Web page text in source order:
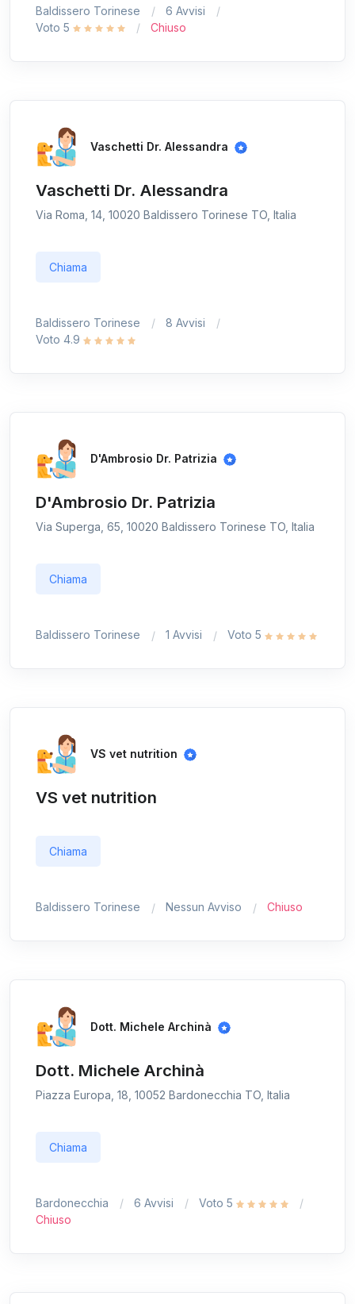
Baldissero Torinese
6 Avvisi
Voto 5
Chiuso
Vaschetti Dr. Alessandra
Vaschetti Dr. Alessandra
Via Roma, 14, 10020 Baldissero Torinese TO, Italia
Chiama
Baldissero Torinese
8 Avvisi
Voto 4.9
D'Ambrosio Dr. Patrizia
D'Ambrosio Dr. Patrizia
Via Superga, 65, 10020 Baldissero Torinese TO, Italia
Chiama
Baldissero Torinese 1 Avvisi Voto 5
VS vet nutrition
VS vet nutrition
Chiama
Baldissero Torinese Nessun Avviso Chiuso
Dott. Michele Archinà
Dott. Michele Archinà
Piazza Europa, 18, 10052 Bardonecchia TO, Italia
Chiama
Bardonecchia 6 Avvisi
Voto 5
Chiuso